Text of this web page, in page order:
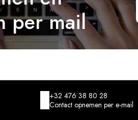
per mail
+32 476 38 80 28
Contact opnemen per e-mail